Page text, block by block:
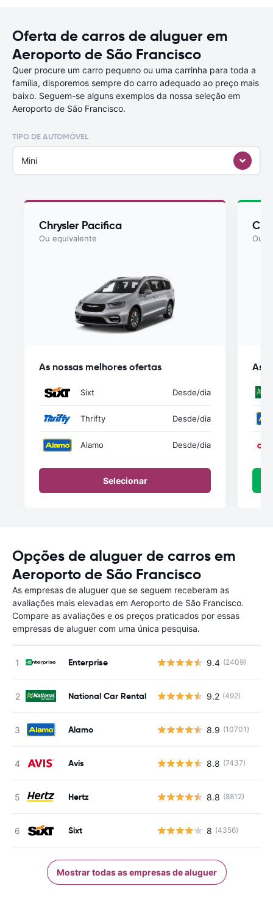
Oferta de carros de aluguer em
Aeroporto de São Francisco
Quer procure um carro pequeno ou uma carrinha para toda a
família, disporemos sempre do carro adequado ao preço mais
baixo. Seguem-se alguns exemplos da nossa seleção em
Aeroporto de São Francisco.
TIPO DE AUTOMÓVEL
Mini
Chrysler Pacifica
Ou equivalente
As nossas melhores ofertas
Sixt Desde/dia
Thrifty Desde/dia
Alamo Desde/dia
Selecionar
Ou
As
Opções de aluguer de carros em
Aeroporto de São Francisco
As empresas de aluguer que se seguem receberam as
avaliações mais elevadas em Aeroporto de São Francisco.
Compare as avaliações e os preços praticados por essas
empresas de aluguer com uma única pesquisa.
Enterprise 9.4 (2409)
National Car Rental 9.2 (492)
Alamo 8.9 (10701)
Avis 8.8 (7437)
Hertz 8.8 (8812)
Sixt 8 (4356)
Mostrar todas as empresas de aluguer